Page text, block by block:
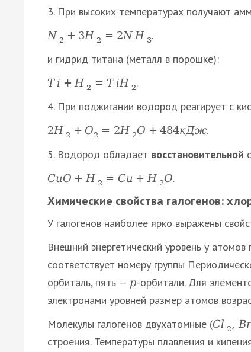
3. При высоких температурах получают
N 2 + 3H 2 = 2N H 3.
и гидрид титана (металл в порошке):
T i + H 2 = T iH 2.
4. При поджигании водород реагирует с
2H 2 + O2 = 2H 2O + 484кДж.
5. Водород обладает восстановительной
CuO + H 2 = Cu + H 2O.
Химические свойства галогенов:
У галогенов наиболее ярко выражены
Внешний энергетический уровень у
соответствует номеру группы
орбиталь, пять — p-орбитали. Для
электронами уровней размер атомов
Молекулы галогенов двухатомные (Cl 2 , Br
строения. Температуры плавления и